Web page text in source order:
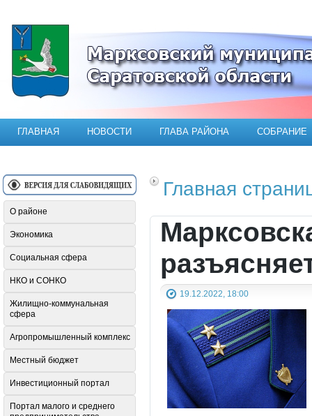
Официальный сайт Марксовского
ГЛАВНАЯ НОВОСТИ ГЛАВА РАЙОНА СОБРАНИЕ
Главная
19.12.2022, 18:00
О районе
Экономика
Социальная сфера
НКО и СОНКО
Жилищно-коммунальная
сфера
Агропромышленный комплекс
Местный бюджет
Инвестиционный портал
Портал малого и среднего